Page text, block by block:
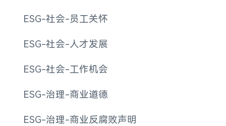
ESG-社会-员工关怀
ESG-社会-人才发展
ESG-社会-工作机会
ESG-治理-商业道德
ESG-治理-商业反腐败声明